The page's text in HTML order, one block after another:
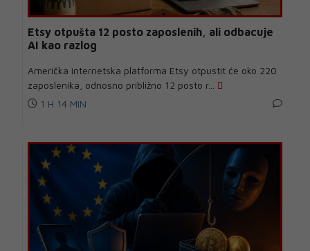
Etsy otpušta 12 posto zaposlenih, ali odbacuje
AI kao razlog
Američka internetska platforma Etsy otpustit će oko 220
zaposlenika, odnosno približno 12 posto r...
1 H 14 MIN